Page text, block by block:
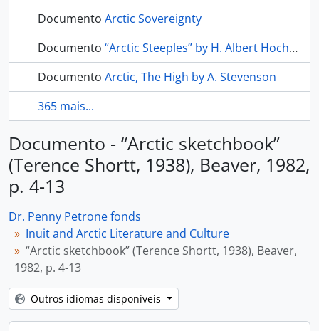
Documento Arctic Sovereignty
Documento “Arctic Steeples” by H. Albert Hochbaum, Beaver, Winter 1977, p. 28-35
Documento Arctic, The High by A. Stevenson
365 mais...
Documento - “Arctic sketchbook”
(Terence Shortt, 1938), Beaver, 1982,
p. 4-13
Dr. Penny Petrone fonds
Inuit and Arctic Literature and Culture
“Arctic sketchbook” (Terence Shortt, 1938), Beaver,
1982, p. 4-13
Outros idiomas disponíveis